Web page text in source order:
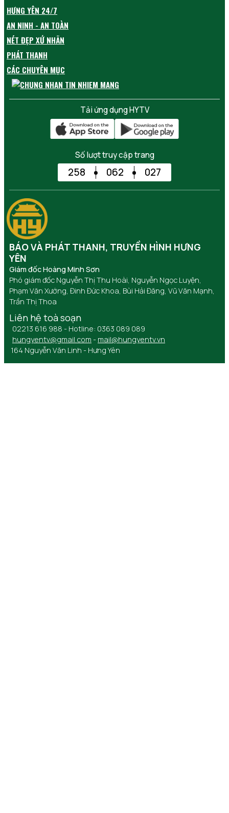
HƯNG YÊN 24/7
AN NINH - AN TOÀN
NÉT ĐẸP XỨ NHÃN
PHÁT THANH
CÁC CHUYÊN MỤC
Tải ứng dụng HYTV
Số lượt truy cập trang
258 062 027
BÁO VÀ PHÁT THANH, TRUYỀN HÌNH HƯNG
YÊN
Giám đốc Hoàng Minh Sơn
Phó giám đốc Nguyễn Thị Thu Hoài, Nguyễn Ngọc Luyện,
Phạm Văn Xướng, Đinh Đức Khoa, Bùi Hải Đăng, Vũ Văn Mạnh,
Trần Thị Thoa
Liên hệ toà soạn
02213 616 988 - Hotline: 0363 089 089
hungyentv@gmail.com - mail@hungyentv.vn
164 Nguyễn Văn Linh - Hưng Yên